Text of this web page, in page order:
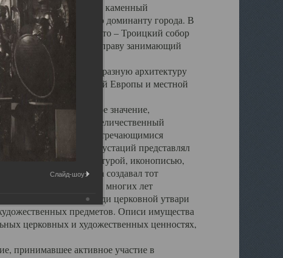
величественный каменный
и градостроительную доминанту города. В
до разрушения Свято – Троицкий собор
Архангельска, по праву занимающий
Архангельска.
себе яркую и своеобразную архитектуру
России, Западной Европы и местной
его кафедральное значение,
города. Обширный и величественный
нигде не встречающимися
символических инкрустаций представлял
с живописью, скульптурой, иконописью,
Троицкого храма создавал тот
собора, на протяжении многих лет
библиотеке, среди церковной утвари
предметов. Описи имущества
церковных и художественных ценностях,
принимавшее активное участие в
Слайд-шоу: